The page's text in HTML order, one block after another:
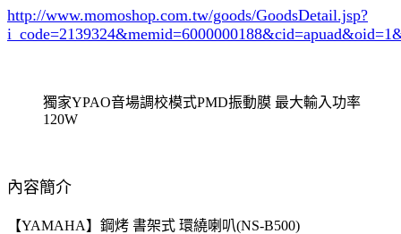
http://www.momoshop.com.tw/goods/GoodsDetail.jsp?
i_code=2139324
獨家YPAO音場調校模式PMD振動膜 最大輸入功率
120W
內容簡介
【YAMAHA】鋼烤 書架式 環繞喇叭(NS-B500)